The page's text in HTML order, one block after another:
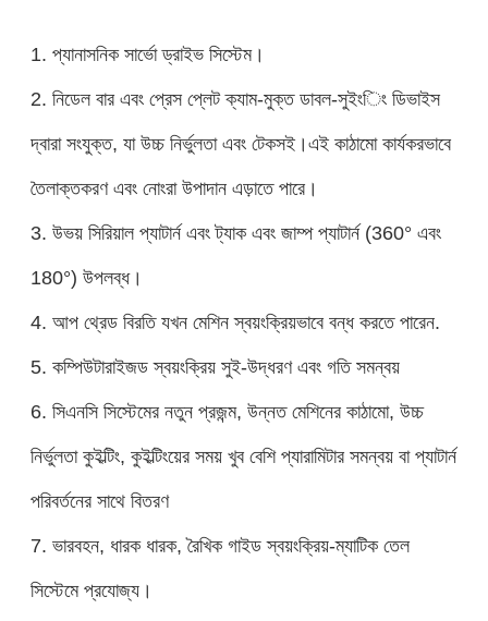
1. প্যানাসনিক সার্ভো ড্রাইভ সিস্টেম।
2. নিডেল বার এবং প্রেস প্লেট ক্যাম-মুক্ত ডাবল-সুইংিং ডিভাইস
দ্বারা সংযুক্ত, যা উচ্চ নির্ভুলতা এবং টেকসই।এই কাঠামো কার্যকরভাবে
তৈলাক্তকরণ এবং নোংরা উপাদান এড়াতে পারে।
3. উভয় সিরিয়াল প্যাটার্ন এবং ট্যাক এবং জাম্প প্যাটার্ন (360° এবং
180°) উপলব্ধ।
4. আপ থ্রেড বিরতি যখন মেশিন স্বয়ংক্রিয়ভাবে বন্ধ করতে পারেন.
5. কম্পিউটারাইজড স্বয়ংক্রিয় সুই-উদ্ধরণ এবং গতি সমন্বয়
6. সিএনসি সিস্টেমের নতুন প্রজন্ম, উন্নত মেশিনের কাঠামো, উচ্চ
নির্ভুলতা কুইল্টিং, কুইল্টিংয়ের সময় খুব বেশি প্যারামিটার সমন্বয় বা প্যাটার্ন
পরিবর্তনের সাথে বিতরণ
7. ভারবহন, ধারক ধারক, রৈখিক গাইড স্বয়ংক্রিয়-ম্যাটিক তেল
সিস্টেমে প্রযোজ্য।